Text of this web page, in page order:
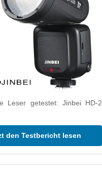
Leser getestet: Jinbei HD-2
den Testbericht lesen